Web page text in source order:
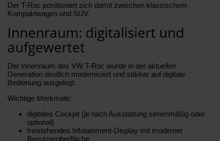
Der T-Roc positioniert sich damit zwischen klassischem
Kompaktwagen und SUV.
Innenraum: digitalisiert und
aufgewertet
Der Innenraum des VW T-Roc wurde in der aktuellen
Generation deutlich modernisiert und stärker auf digitale
Bedienung ausgelegt.
Wichtige Merkmale:
digitales Cockpit (je nach Ausstattung serienmäßig oder
optional)
freistehendes Infotainment-Display mit moderner
Benutzeroberfläche